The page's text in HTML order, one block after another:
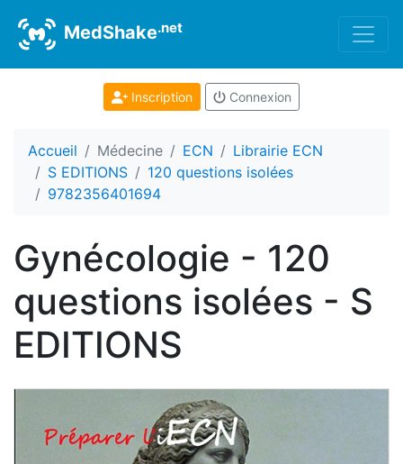
MedShake.net
Inscription Connexion
Accueil Médecine ECN
Librairie ECN
S EDITIONS
120 questions isolées
9782356401694
Gynécologie - 120
questions isolées - S
EDITIONS